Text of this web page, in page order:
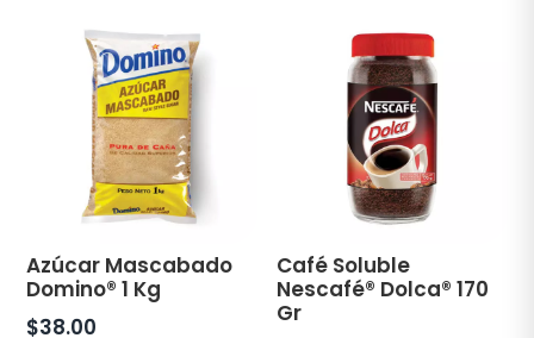
Azúcar Mascabado
Domino® 1 Kg
$38.00
Café Soluble
Nescafé® Dolca® 170
Gr